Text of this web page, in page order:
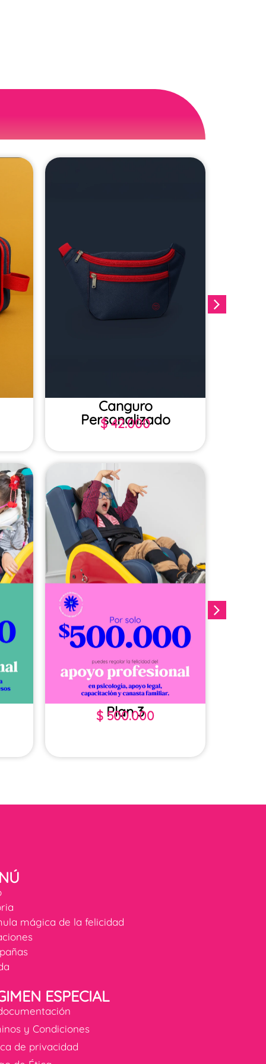
Canguro
Personalizado
$42.000
Plan 3
$ 500.000
mágica de la felicidad
ESPECIAL
y Condiciones
de privacidad